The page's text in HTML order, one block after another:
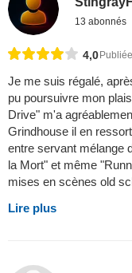
13 abonnés
4,0
Je me suis régalé,
pu poursuivre mon
Drive" m'a
Grindhouse il en
entre servant mélange
la Mort" et même
mises en scènes old
Lire plus